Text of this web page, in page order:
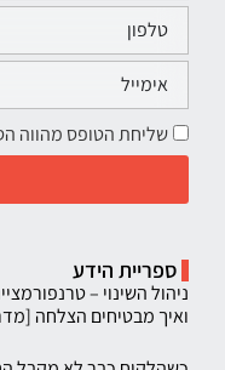
שליחת הטופס מהווה
ספריית הידע
ואיך מבטיחים הצלחה